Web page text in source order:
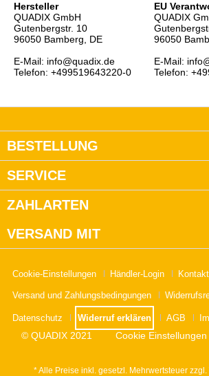
Hersteller
QUADIX GmbH
Gutenbergstr. 10
96050 Bamberg, DE
E-Mail: info@quadix.de
Telefon: +499519643220-0
EU
QUADIX
96050
E-Mail:
Telefon:
BESTELLUNG
SERVICE
ZAHLARTEN
VERSAND MIT
Cookie-Einstellungen Händler-Login Kontakt
Versand und Zahlungsbedingungen
Datenschutz Widerruf erklären AGB
© QUADIX 2021 Cookie Einstellungen
* Alle Preise inkl. gesetzl. Mehrwertsteuer zzgl.